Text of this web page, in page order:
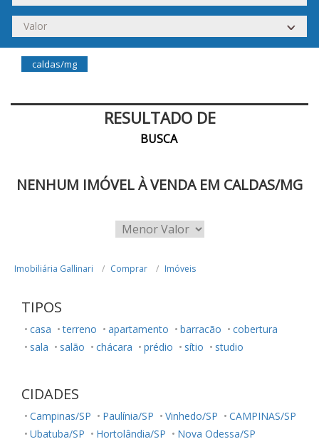
caldas/mg
RESULTADO DE
BUSCA
NENHUM IMÓVEL À VENDA EM CALDAS/MG
Imobiliária Gallinari Comprar Imóveis
TIPOS
casa terreno apartamento barracão
cobertura
sala
salão chácara prédio sítio studio
CIDADES
Campinas/SP Paulínia/SP Vinhedo/SP
CAMPINAS/SP
Ubatuba/SP
Hortolândia/SP
Nova Odessa/SP